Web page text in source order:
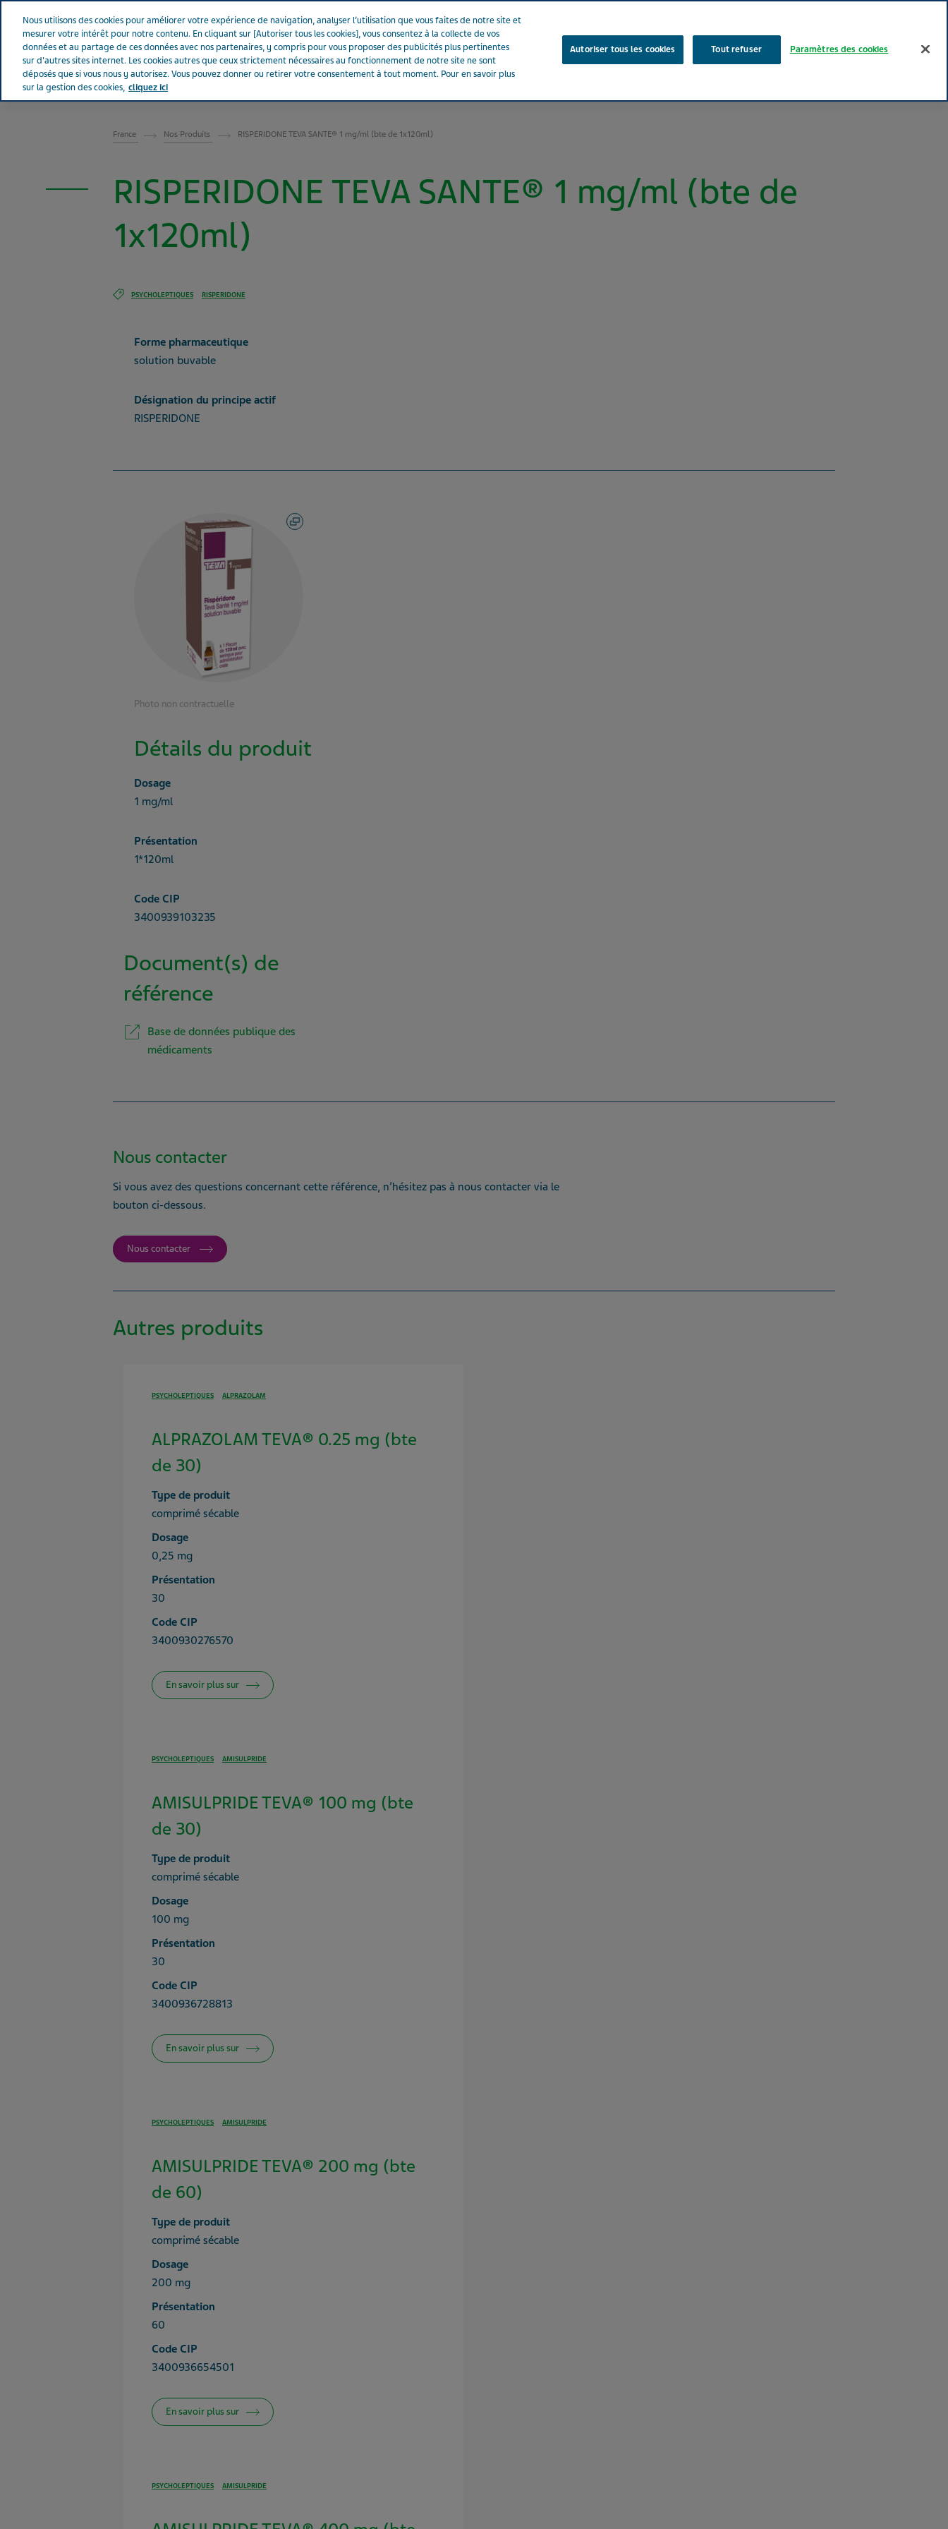
Aller sur Tevapharm
FRANCE
France Nos Produits RISPERIDONE TEVA SANTE® 1 mg/ml (bte de 1x120ml)
RISPERIDONE TEVA SANTE® 1 mg/ml (bte de
1x120ml)
PSYCHOLEPTIQUES RISPERIDONE
Forme pharmaceutique
solution buvable
Désignation du principe actif
RISPERIDONE
Photo non contractuelle
Détails du produit
Dosage
1 mg/ml
Présentation
1*120ml
Code CIP
3400939103235
Document(s) de
référence
Base de données publique des
médicaments
Nous contacter
Si vous avez des questions concernant cette référence, n’hésitez pas à nous contacter via le
bouton ci-dessous.
Nous contacter
Autres produits
PSYCHOLEPTIQUES ALPRAZOLAM
ALPRAZOLAM TEVA® 0.25 mg (bte
de 30)
Type de produit
comprimé sécable
Dosage
0,25 mg
Présentation
30
Code CIP
3400930276570
En savoir plus sur
PSYCHOLEPTIQUES AMISULPRIDE
AMISULPRIDE TEVA® 100 mg (bte
de 30)
Type de produit
comprimé sécable
Dosage
100 mg
Présentation
30
Code CIP
3400936728813
En savoir plus sur
PSYCHOLEPTIQUES AMISULPRIDE
AMISULPRIDE TEVA® 200 mg (bte
de 60)
Type de produit
comprimé sécable
Dosage
200 mg
Présentation
60
Code CIP
3400936654501
En savoir plus sur
PSYCHOLEPTIQUES AMISULPRIDE
Nous utilisons des cookies pour améliorer votre expérience de navigation, analyser l’utilisation que vous faites de notre site et
mesurer votre intérêt pour notre contenu. En cliquant sur [Autoriser tous les cookies], vous consentez à la collecte de vos
données et au partage de ces données avec nos partenaires, y compris pour vous proposer des publicités plus pertinentes
sur d'autres sites internet. Les cookies autres que ceux strictement nécessaires au fonctionnement de notre site ne sont
déposés que si vous nous y autorisez. Vous pouvez donner ou retirer votre consentement à tout moment. Pour en savoir plus
sur la gestion des cookies, cliquez ici
Autoriser tous les cookies Tout refuser Paramètres des cookies